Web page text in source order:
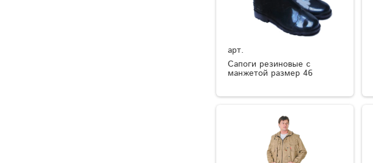
арт.
Сапоги резиновые с
манжетой размер 46